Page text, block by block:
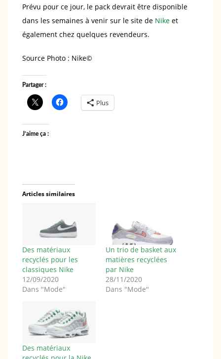
Prévu pour ce jour, le pack devrait être disponible
dans les semaines à venir sur le site de Nike et
également chez quelques revendeurs.
Source Photo : Nike©️
Partager :
Plus
J’aime ça :
Articles similaires
Des matériaux
recyclés pour les
classiques Nike
12/09/2020
Dans "Mode"
Un trio de basket aux
matières recyclées
par Nike
28/11/2020
Dans "Mode"
Des matériaux